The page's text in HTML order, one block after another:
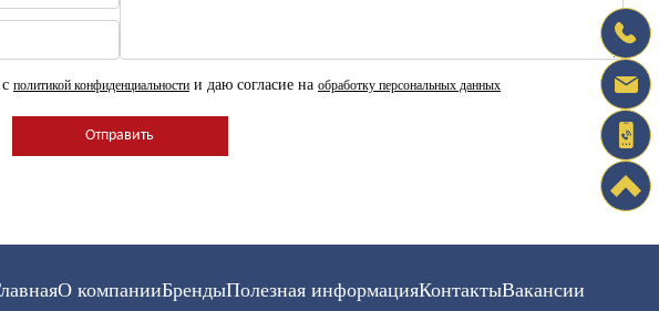
политикой конфиденциальности и даю согласие на обработку персональных данных
О компанииБрендыПолезная информацияКонтактыВакансии